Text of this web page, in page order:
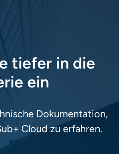
tiefer in die
ein​​
Dokumentation,
Cloud zu erfahren.​​